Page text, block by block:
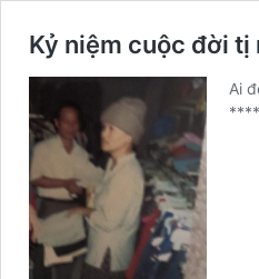
Kỷ niệm cuộc đời tị
Ai